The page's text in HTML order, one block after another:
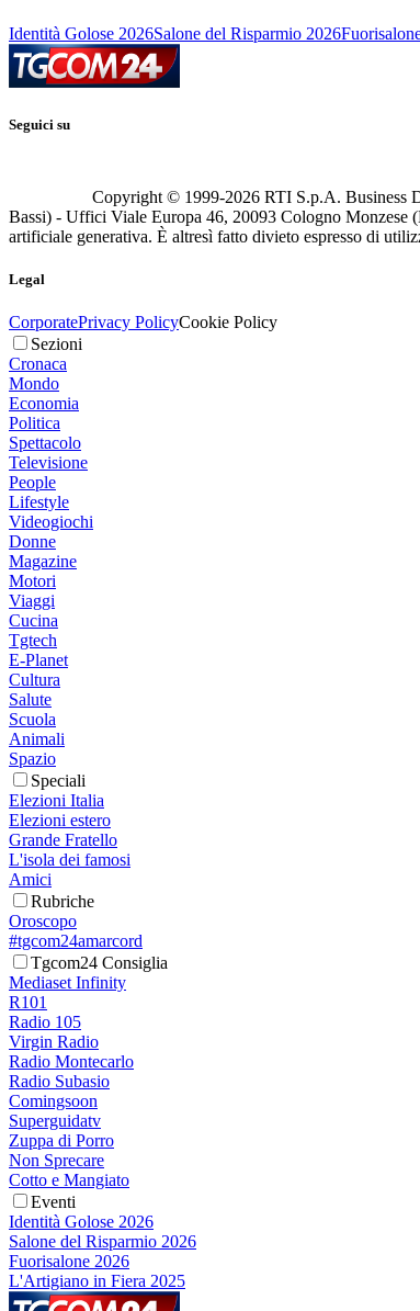
Identità Golose 2026Salone del Risparmio 2026
Seguici su
Copyright © 1999-2026 RTI S.p.A. Business
Bassi) - Uffici Viale Europa 46, 20093 Cologno Monzese
artificiale generativa. È altresì fatto divieto espresso di
Legal
CorporatePrivacy PolicyCookie Policy
Sezioni
Cronaca
Mondo
Economia
Politica
Spettacolo
Televisione
People
Lifestyle
Videogiochi
Donne
Magazine
Motori
Viaggi
Cucina
Tgtech
E-Planet
Cultura
Salute
Scuola
Animali
Spazio
Speciali
Elezioni Italia
Elezioni estero
Grande Fratello
L'isola dei famosi
Amici
Rubriche
Oroscopo
#tgcom24amarcord
Tgcom24 Consiglia
Mediaset Infinity
R101
Radio 105
Virgin Radio
Radio Montecarlo
Radio Subasio
Comingsoon
Superguidatv
Zuppa di Porro
Non Sprecare
Cotto e Mangiato
Eventi
Identità Golose 2026
Salone del Risparmio 2026
Fuorisalone 2026
L'Artigiano in Fiera 2025